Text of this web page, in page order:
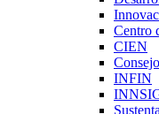
Centro
CIEN
INFIN